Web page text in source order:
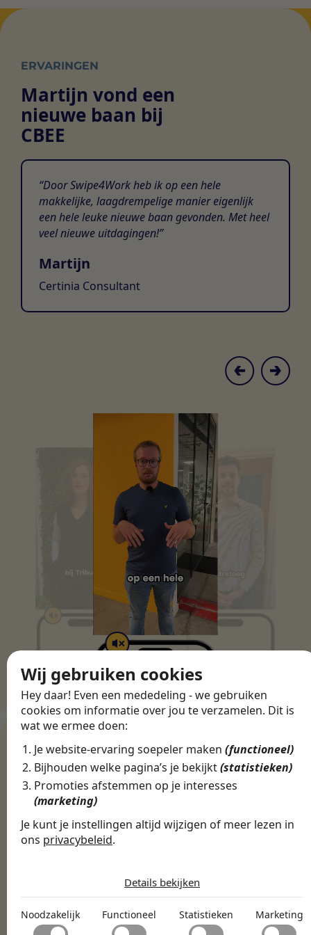
Wij gebruiken cookies
Hey daar! Even een mededeling - we gebruiken
cookies om informatie over jou te verzamelen. Dit is
wat we ermee doen:
Je website-ervaring soepeler maken(functioneel)
Bijhouden welke pagina’s je bekijkt(statistieken)
Promoties afstemmen op je interesses
(marketing)
Je kunt je instellingen altijd wijzigen of meer lezen in
ons privacybeleid.
Noodzakelijk
Noodzakelijke cookies helpen een website bruikbaar te
Details bekijken
Noodzakelijk Functioneel Statistieken Marketing
ERVARINGEN
Martijn vond een
nieuwe baan bij
CBEE
Door Swipe4Work heb ik op een hele
makkelijke, laagdrempelige manier eigenlijk
een hele leuke nieuwe baan gevonden. Met heel
veel nieuwe uitdagingen!
Martijn
Certinia Consultant
WERKGEVERS
Ontdek meer dan 500+
Marketing & Communicatie
Sales & Inkoop
Onderwijs & Kinderopvang
Techniek, Productie, Logistiek & Groen
Zorg & Welzijn